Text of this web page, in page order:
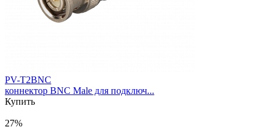
PV-T2BNC
коннектор BNC Male для подключ...
Купить
27%